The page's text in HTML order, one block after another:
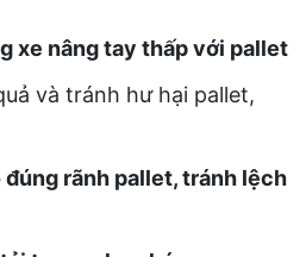
xe nâng tay thấp với pallet
và tránh hư hại pallet,
rãnh pallet, tránh lệch